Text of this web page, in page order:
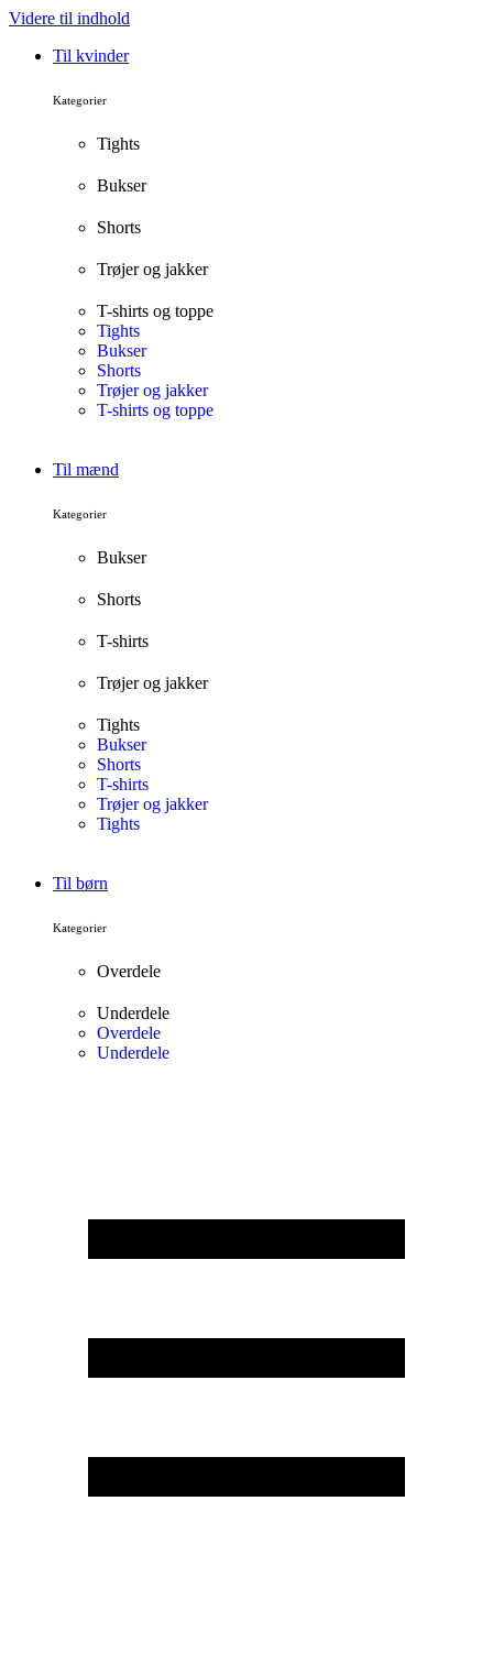
Videre til indhold
Til kvinder
Kategorier
Tights
Bukser
Shorts
Trøjer og jakker
T-shirts og toppe
Tights
Bukser
Shorts
Trøjer og jakker
T-shirts og toppe
Til mænd
Kategorier
Bukser
Shorts
T-shirts
Trøjer og jakker
Tights
Bukser
Shorts
T-shirts
Trøjer og jakker
Tights
Til børn
Kategorier
Overdele
Underdele
Overdele
Underdele